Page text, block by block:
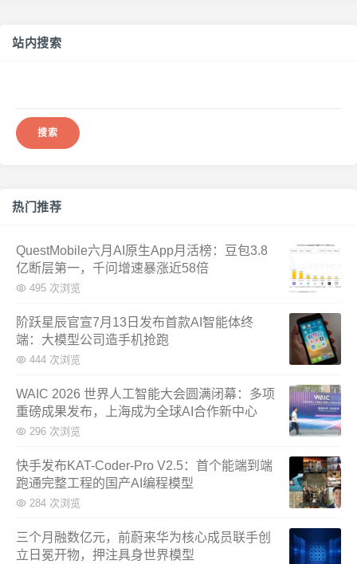
站内搜索
热门推荐
QuestMobile六月AI原生App月活榜：豆包3.8
亿断层第一，千问增速暴涨近58倍
495 次浏览
阶跃星辰官宣7月13日发布首款AI智能体终
端：大模型公司造手机抢跑
444 次浏览
WAIC 2026 世界人工智能大会圆满闭幕：多项
重磅成果发布，上海成为全球AI合作新中心
296 次浏览
快手发布KAT-Coder-Pro V2.5：首个能端到端
跑通完整工程的国产AI编程模型
284 次浏览
三个月融数亿元，前蔚来华为核心成员联手创
立日冕开物，押注具身世界模型